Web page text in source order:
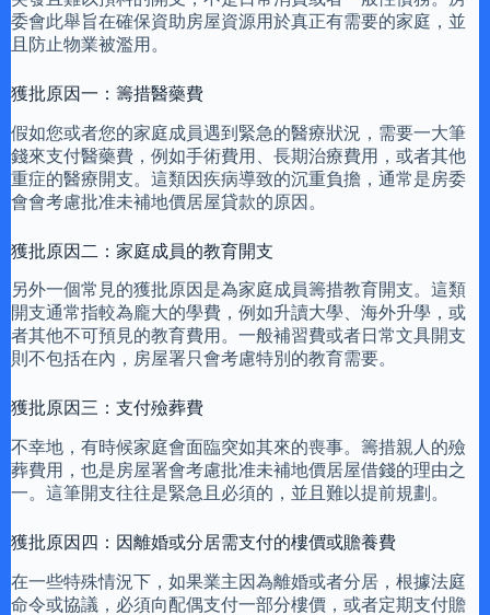
委會此舉旨在確保資助房屋資源用於真正有需要的家庭，並
且防止物業被濫用。
獲批原因一：籌措醫藥費
假如您或者您的家庭成員遇到緊急的醫療狀況，需要一大筆
錢來支付醫藥費，例如手術費用、長期治療費用，或者其他
重症的醫療開支。這類因疾病導致的沉重負擔，通常是房委
會會考慮批准未補地價居屋貸款的原因。
獲批原因二：家庭成員的教育開支
另外一個常見的獲批原因是為家庭成員籌措教育開支。這類
開支通常指較為龐大的學費，例如升讀大學、海外升學，或
者其他不可預見的教育費用。一般補習費或者日常文具開支
則不包括在內，房屋署只會考慮特別的教育需要。
獲批原因三：支付殮葬費
不幸地，有時候家庭會面臨突如其來的喪事。籌措親人的殮
葬費用，也是房屋署會考慮批准未補地價居屋借錢的理由之
一。這筆開支往往是緊急且必須的，並且難以提前規劃。
獲批原因四：因離婚或分居需支付的樓價或贍養費
在一些特殊情況下，如果業主因為離婚或者分居，根據法庭
命令或協議，必須向配偶支付一部分樓價，或者定期支付贍